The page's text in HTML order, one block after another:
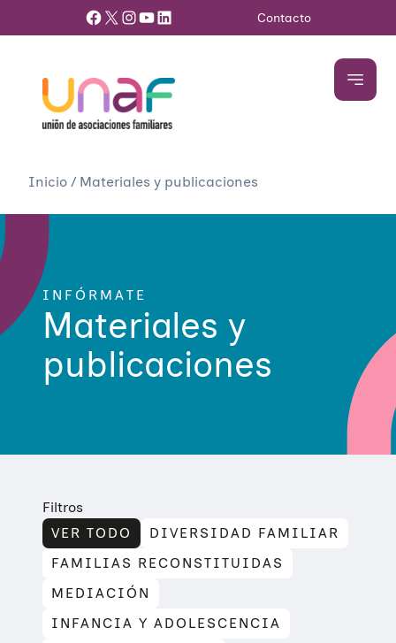
Facebook X InstagramYouTube LinkedIn Contacto
Inicio / Materiales y publicaciones
INFÓRMATE
Materiales y
publicaciones
Filtros
VER TODO
DIVERSIDAD FAMILIAR
FAMILIAS RECONSTITUIDAS
MEDIACIÓN
INFANCIA Y ADOLESCENCIA